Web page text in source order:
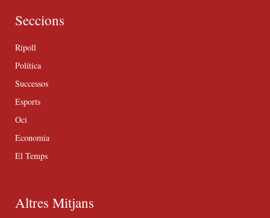
Seccions
Ripoll
Política
Successos
Esports
Oci
Economia
El Temps
Altres Mitjans